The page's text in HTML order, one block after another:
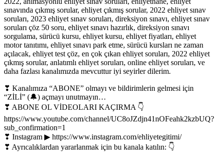
sınavında çıkmış sorular, ehliyet çıkmış sorular, 2022 ehliyet sınav
soruları, 2023 ehliyet sınav soruları, direksiyon sınavı, ehliyet sınav
soruları çöz 50 soru, ehliyet sınavı hazırlık, direksiyon sınavı
sorgulama, sürücü kursu, ehliyet kursu, ehliyet fiyatları, ehliyet
motor tanıtımı, ehliyet sınavı park etme, sürücü kursları ne zaman
açılacak, ehliyet test çöz, en çok çıkan ehliyet soruları, 2022 ehliyet
çıkmış sorular, anlatımlı ehliyet soruları, online ehliyet soruları, ve
daha fazlası kanalımızda mevcuttur iyi seyirler dilerim.
❣ Kanalımıza “ABONE” olmayı ve bildirimlerin gelmesi için
“ZİLİ” (🔔) açmayı unutmayın…
❣ ABONE OL VİDEOLARI KAÇIRMA 👇
https://www.youtube.com/channel/UC8oJZdjn41nOFeahk2kzbUQ?
sub_confirmation=1
❣ Instagram ▶ https://www.instagram.com/ehliyetegitimi/
❣ Ayrıcalıklardan yararlanmak için bu kanala katılın: 👇